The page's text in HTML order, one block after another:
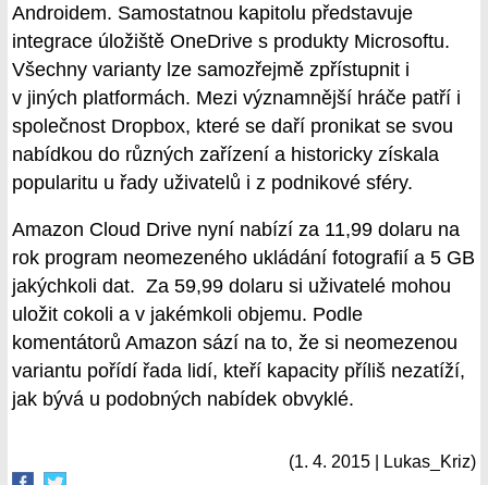
Androidem. Samostatnou kapitolu představuje
integrace úložiště OneDrive s produkty Microsoftu.
Všechny varianty lze samozřejmě zpřístupnit i
v jiných platformách. Mezi významnější hráče patří i
společnost Dropbox, které se daří pronikat se svou
nabídkou do různých zařízení a historicky získala
popularitu u řady uživatelů i z podnikové sféry.
Amazon Cloud Drive nyní nabízí za 11,99 dolaru na
rok program neomezeného ukládání fotografií a 5 GB
jakýchkoli dat. Za 59,99 dolaru si uživatelé mohou
uložit cokoli a v jakémkoli objemu. Podle
komentátorů Amazon sází na to, že si neomezenou
variantu pořídí řada lidí, kteří kapacity příliš nezatíží,
jak bývá u podobných nabídek obvyklé.
(1. 4. 2015 | Lukas_Kriz)